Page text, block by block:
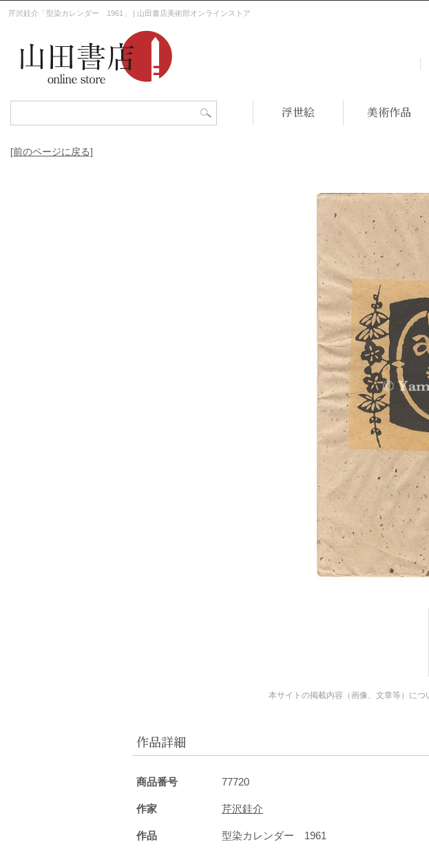
芹沢銈介「型染カレンダー 1961」 | 山田書店美術部オンラインストア
浮世絵 美術作品
[前のページに戻る]
本サイトの掲載内容（画像、文章等）につ
作品詳細
商品番号 77720
作家 芹沢銈介
作品 型染カレンダー 1961